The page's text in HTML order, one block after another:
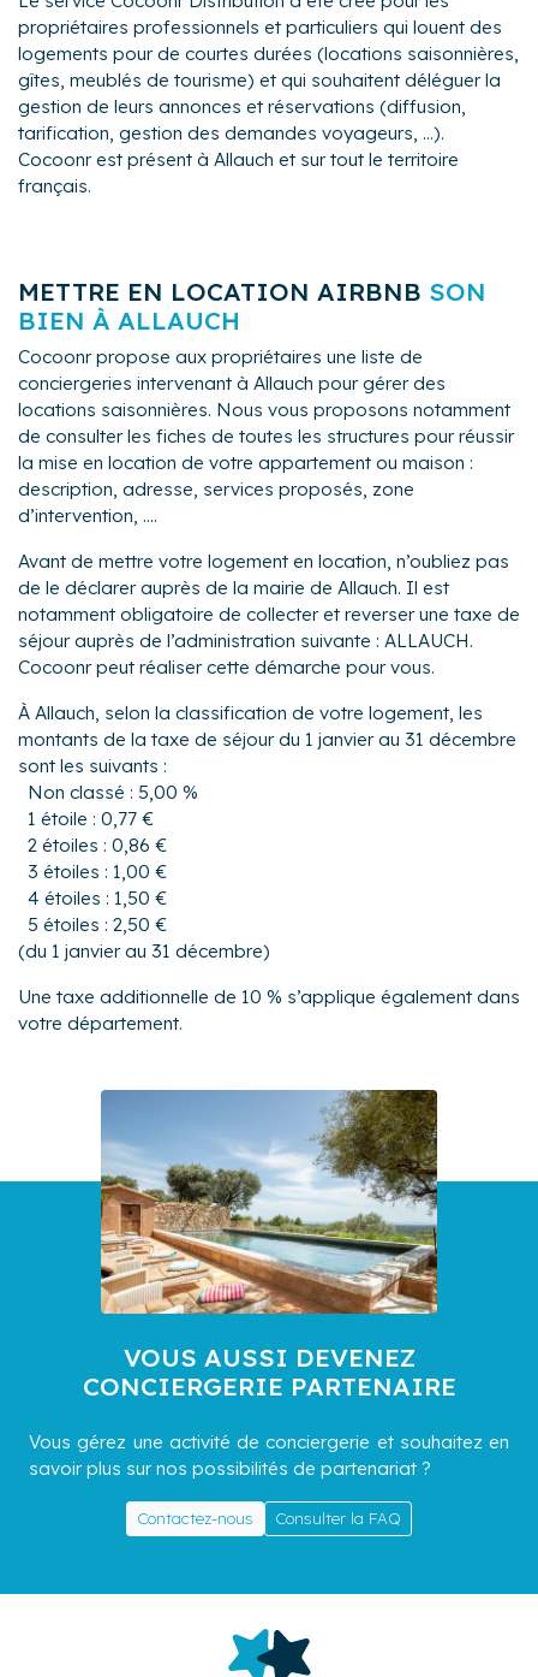
propriétaires professionnels et particuliers qui louent des
logements pour de courtes durées (locations saisonnières,
gîtes, meublés de tourisme) et qui souhaitent déléguer la
gestion de leurs annonces et réservations (diffusion,
tarification, gestion des demandes voyageurs, ...).
Cocoonr est présent à Allauch et sur tout le territoire
français.
METTRE EN LOCATION AIRBNB SON
BIEN À ALLAUCH
Cocoonr propose aux propriétaires une liste de
conciergeries intervenant à Allauch pour gérer des
locations saisonnières. Nous vous proposons notamment
de consulter les fiches de toutes les structures pour réussir
la mise en location de votre appartement ou maison :
description, adresse, services proposés, zone
d’intervention, ....
Avant de mettre votre logement en location, n’oubliez pas
de le déclarer auprès de la mairie de Allauch. Il est
notamment obligatoire de collecter et reverser une taxe de
séjour auprès de l’administration suivante : ALLAUCH.
Cocoonr peut réaliser cette démarche pour vous.
À Allauch, selon la classification de votre logement, les
montants de la taxe de séjour du 1 janvier au 31 décembre
sont les suivants :
Non classé : 5,00 %
1 étoile : 0,77 €
2 étoiles : 0,86 €
3 étoiles : 1,00 €
4 étoiles : 1,50 €
5 étoiles : 2,50 €
(du 1 janvier au 31 décembre)
Une taxe additionnelle de 10 % s’applique également dans
votre département.
VOUS AUSSI DEVENEZ
CONCIERGERIE PARTENAIRE
Vous gérez une activité de conciergerie et souhaitez en
savoir plus sur nos possibilités de partenariat ?
Contactez-nous Consulter la FAQ